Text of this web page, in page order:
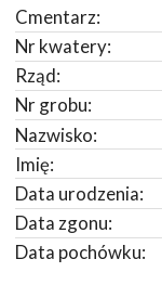
Cmentarz:
Nr kwatery:
Rząd:
Nr grobu:
Nazwisko:
Imię:
Data urodzenia:
Data zgonu:
Data pochówku: